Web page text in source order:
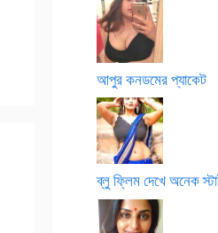
আপুর কনডমের প্যাকেট
ব্লু ফ্লিম দেখে অনেক